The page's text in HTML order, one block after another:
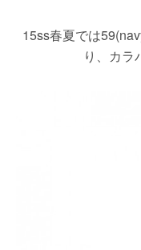
15ss春夏では
り、カラ